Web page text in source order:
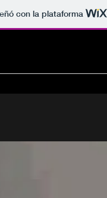
con la plataforma